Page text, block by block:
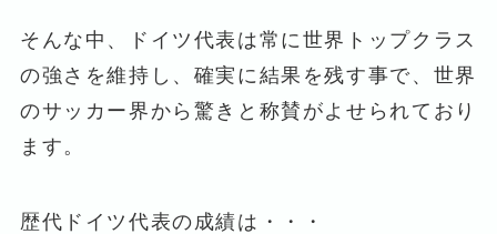
そんな中、ドイツ代表は常に世界トップクラス
の強さを維持し、確実に結果を残す事で、世界
のサッカー界から驚きと称賛がよせられており
ます。
歴代ドイツ代表の成績は・・・